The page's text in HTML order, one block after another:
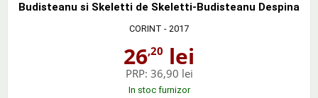
Budisteanu si Skeletti de Skeletti-Budisteanu Despina
CORINT - 2017
26,20 lei
PRP: 36,90 lei
In stoc furnizor